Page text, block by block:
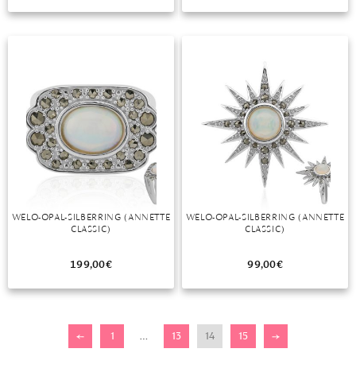
WELO-OPAL-SILBERRING (ANNETTE
CLASSIC)
199,00€
WELO-OPAL-SILBERRING (ANNETTE
CLASSIC)
99,00€
← 1 … 13 14 15 →